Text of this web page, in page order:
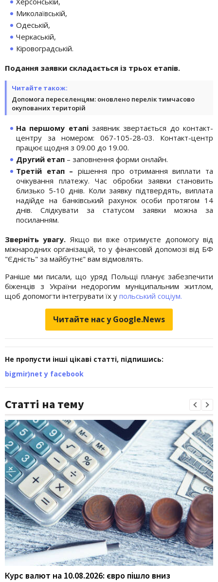
Миколаївській,
Одеській,
Черкаській,
Кіровоградській.
Подання заявки складається із трьох етапів.
Читайте також:
Допомога переселенцям: оновлено перелік тимчасово
окупованих територій
На першому етапі заявник звертається до контакт-
центру за номером: 067-105-28-03. Контакт-центр
працює щодня з 09.00 до 19.00.
Другий етап – заповнення форми онлайн.
Третій етап – рішення про отримання виплати та
очікування платежу. Час обробки заявки становить
близько 5-10 днів. Коли заявку підтвердять, виплата
надійде на банківський рахунок особи протягом 14
днів. Слідкувати за статусом заявки можна за
посиланням.
Зверніть увагу. Якщо ви вже отримуєте допомогу від
міжнародних організацій, то у фінансовій допомозі від БФ
"Єдність" за майбутнє" вам відмовлять.
Раніше ми писали, що уряд Польщі планує забезпечити
біженців з України недорогим муніципальним житлом,
щоб допомогти інтегрувати їх у польський соціум.
Читайте нас у Google.News
Не пропусти інші цікаві статті, підпишись:
bigmir)net у facebook
Статті на тему
Курс валют на 10.08.2026: євро пішло вниз